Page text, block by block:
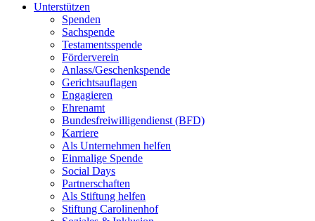
Unterstützen
Spenden
Sachspende
Testamentsspende
Förderverein
Anlass/Geschenkspende
Gerichtsauflagen
Engagieren
Ehrenamt
Bundesfreiwilligendienst (BFD)
Karriere
Als Unternehmen helfen
Einmalige Spende
Social Days
Partnerschaften
Als Stiftung helfen
Stiftung Carolinenhof